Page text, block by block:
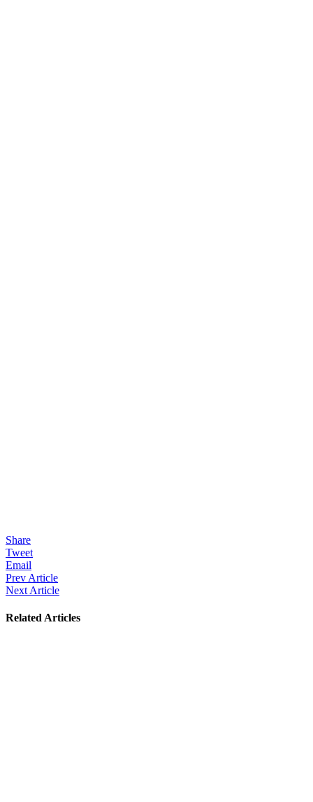
Share
Tweet
Email
Prev Article
Next Article
Related Articles